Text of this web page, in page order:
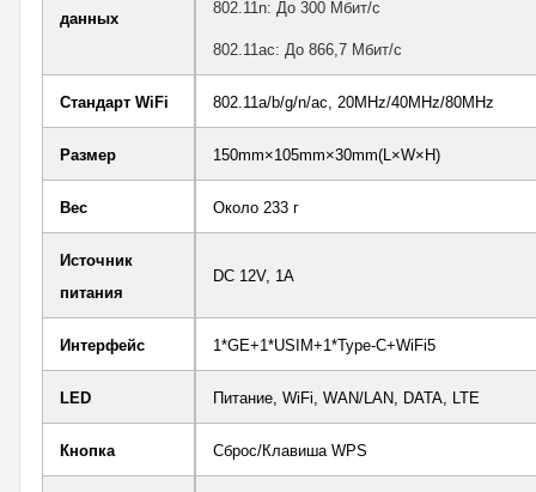
данных
802.11n: До 300 Мбит/с
802.11ac: До 866,7 Мбит/с
Стандарт WiFi 802.11a/b/g/n/ac, 20MHz/40MHz/80MHz
Размер 150mm×105mm×30mm(L×W×H)
Вес Около 233 г
Источник
питания
DC 12V, 1A
Интерфейс 1*GE+1*USIM+1*Type-C+WiFi5
LED Питание, WiFi, WAN/LAN, DATA, LTE
Кнопка Сброс/Клавиша WPS